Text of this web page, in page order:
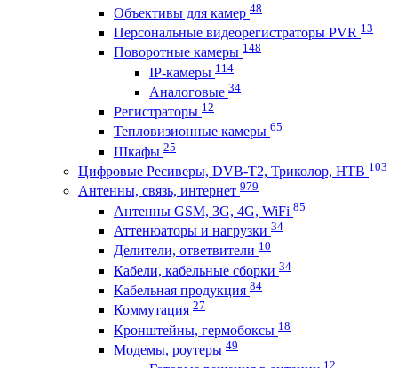
Объективы для камер 48
Персональные видеорегистраторы PVR 13
Поворотные камеры 148
IP-камеры 114
Аналоговые 34
Регистраторы 12
Тепловизионные камеры 65
Шкафы 25
Цифровые Ресиверы, DVB-T2, Триколор, НТВ 103
Антенны, связь, интернет 979
Антенны GSM, 3G, 4G, WiFi 85
Аттенюаторы и нагрузки 34
Делители, ответвители 10
Кабели, кабельные сборки 34
Кабельная продукция 84
Коммутация 27
Кронштейны, гермобоксы 18
Модемы, роутеры 49
12